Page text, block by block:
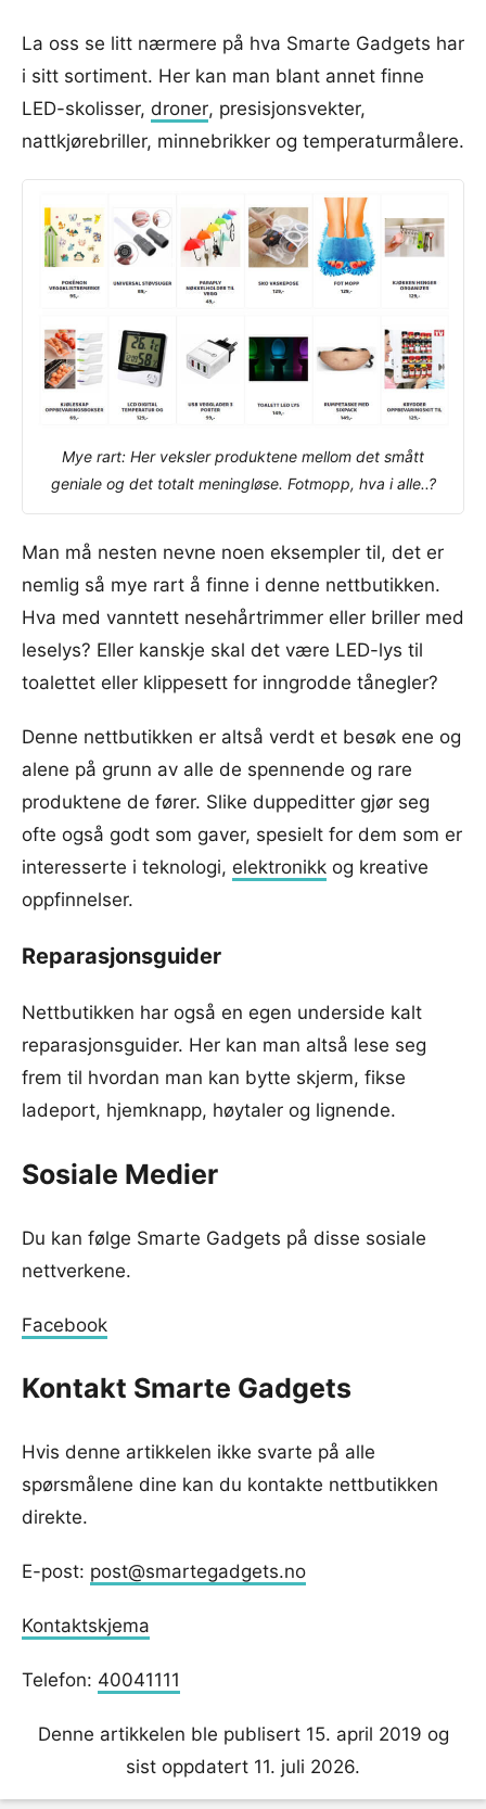
La oss se litt nærmere på hva Smarte Gadgets har
i sitt sortiment. Her kan man blant annet finne
LED-skolisser, droner, presisjonsvekter,
nattkjørebriller, minnebrikker og temperaturmålere.
Mye rart: Her veksler produktene mellom det smått
geniale og det totalt meningløse. Fotmopp, hva i alle..?
Man må nesten nevne noen eksempler til, det er
nemlig så mye rart å finne i denne nettbutikken.
Hva med vanntett nesehårtrimmer eller briller med
leselys? Eller kanskje skal det være LED-lys til
toalettet eller klippesett for inngrodde tånegler?
Denne nettbutikken er altså verdt et besøk ene og
alene på grunn av alle de spennende og rare
produktene de fører. Slike duppeditter gjør seg
ofte også godt som gaver, spesielt for dem som er
interesserte i teknologi, elektronikk og kreative
oppfinnelser.
Reparasjonsguider
Nettbutikken har også en egen underside kalt
reparasjonsguider. Her kan man altså lese seg
frem til hvordan man kan bytte skjerm, fikse
ladeport, hjemknapp, høytaler og lignende.
Sosiale Medier
Du kan følge Smarte Gadgets på disse sosiale
nettverkene.
Facebook
Kontakt Smarte Gadgets
Hvis denne artikkelen ikke svarte på alle
spørsmålene dine kan du kontakte nettbutikken
direkte.
E-post: post@smartegadgets.no
Kontaktskjema
Telefon: 40041111
Denne artikkelen ble publisert 15. april 2019 og
sist oppdatert 11. juli 2026.